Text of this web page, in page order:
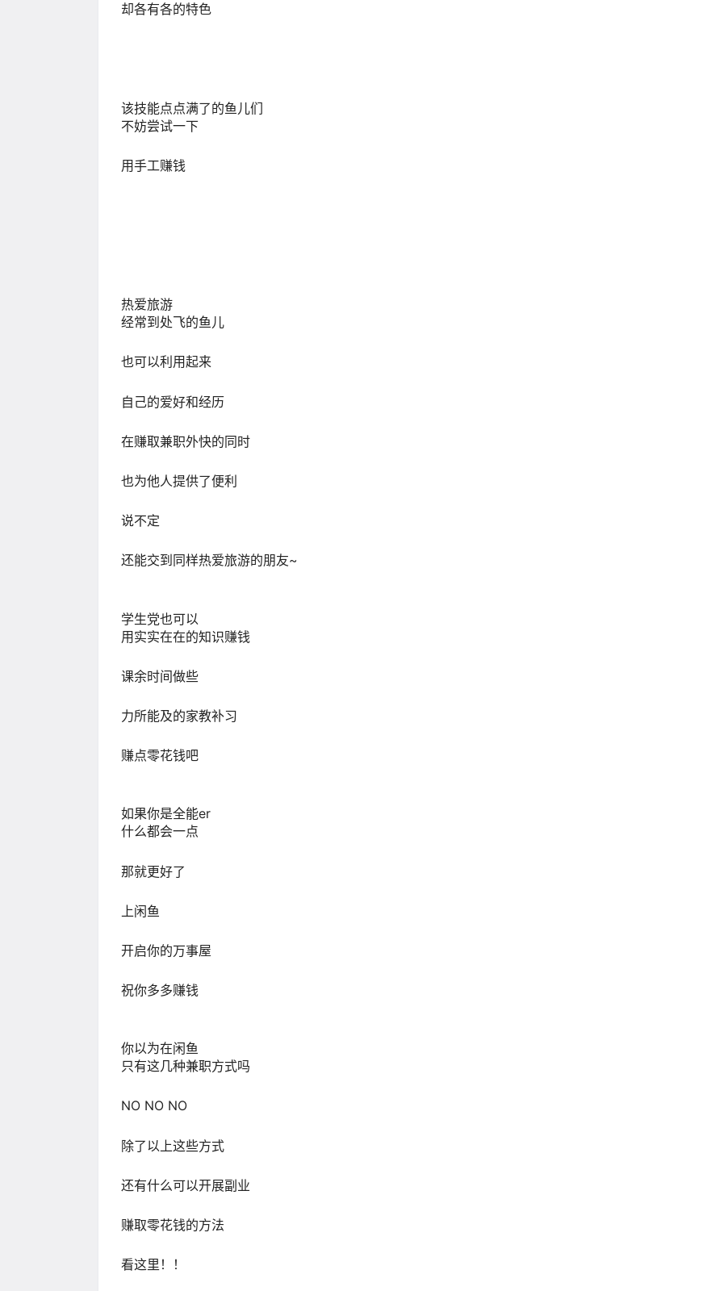
却各有各的特色
该技能点点满了的鱼儿们
不妨尝试一下
用手工赚钱
热爱旅游
经常到处飞的鱼儿
也可以利用起来
自己的爱好和经历
在赚取兼职外快的同时
也为他人提供了便利
说不定
还能交到同样热爱旅游的朋友~
学生党也可以
用实实在在的知识赚钱
课余时间做些
力所能及的家教补习
赚点零花钱吧
如果你是全能er
什么都会一点
那就更好了
上闲鱼
开启你的万事屋
祝你多多赚钱
你以为在闲鱼
只有这几种兼职方式吗
NO NO NO
除了以上这些方式
还有什么可以开展副业
赚取零花钱的方法
看这里！！